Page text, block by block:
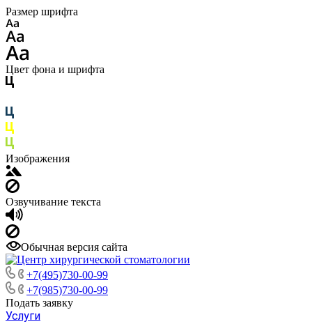
Размер шрифта
Цвет фона и шрифта
Изображения
Озвучивание текста
Обычная версия сайта
+7(495)730-00-99
+7(985)730-00-99
Подать заявку
Услуги